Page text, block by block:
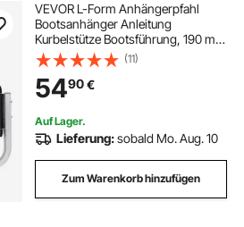
VEVOR L-Form Anhängerpfahl
Bootsanhänger Anleitung
Kurbelstütze Bootsführung, 190 mm
Einstellbare Breite Boat Trailer
Guide-on - Ersatzteile und Zubehör
für Skiboot Fischerboot
Segelbootanhänger
(11)
5490€
Auf Lager.
Lieferung:sobald Mo. Aug. 10
Zum Warenkorb hinzufügen